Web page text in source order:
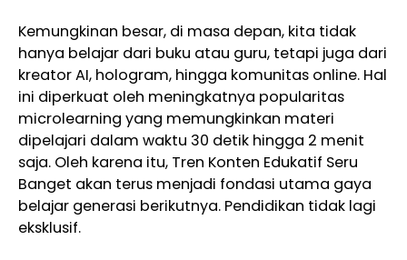
Kemungkinan besar, di masa depan, kita tidak
hanya belajar dari buku atau guru, tetapi juga dari
kreator AI, hologram, hingga komunitas online. Hal
ini diperkuat oleh meningkatnya popularitas
microlearning yang memungkinkan materi
dipelajari dalam waktu 30 detik hingga 2 menit
saja. Oleh karena itu, Tren Konten Edukatif Seru
Banget akan terus menjadi fondasi utama gaya
belajar generasi berikutnya. Pendidikan tidak lagi
eksklusif.